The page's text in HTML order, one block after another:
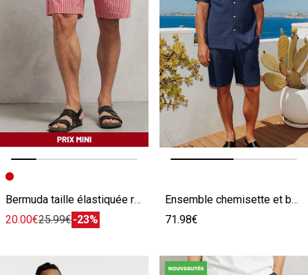
Image précédente
Image suivante
Bermuda taille élastiquée rayé
20.00€25.99€-23%
Ensemble chemisette et bermuda seersucker rayé - Bleu moyen
71.98€